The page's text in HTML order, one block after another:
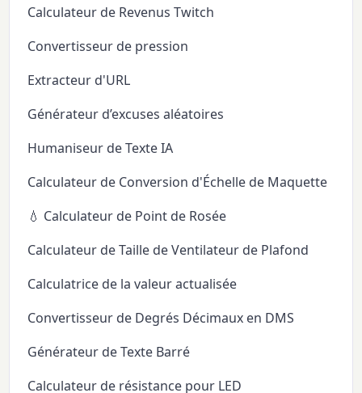
Calculateur de Revenus Twitch
Convertisseur de pression
Extracteur d'URL
Générateur d’excuses aléatoires
Humaniseur de Texte IA
Calculateur de Conversion d'Échelle de Maquette
💧 Calculateur de Point de Rosée
Calculateur de Taille de Ventilateur de Plafond
Calculatrice de la valeur actualisée
Convertisseur de Degrés Décimaux en DMS
Générateur de Texte Barré
Calculateur de résistance pour LED